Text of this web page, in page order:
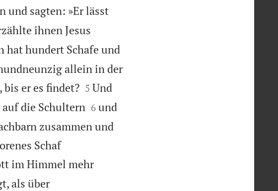
und sagten: »Er lässt
ihnen Jesus
hat hundert Schafe und
allein in der
bis er es findet?
5 Und
die Schultern
6 und
zusammen und
Schaf
im Himmel mehr
als über